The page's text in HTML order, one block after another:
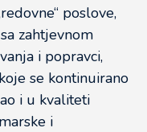
poslove,
zahtjevnom
i popravci,
se kontinuirano
i u kvaliteti
i